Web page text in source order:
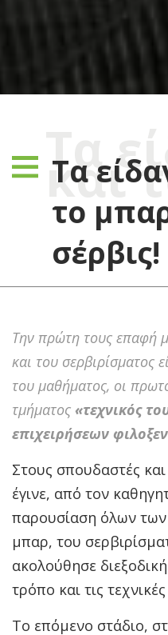
Τα
το
σέρβις!
Τα
και
Την πρώτη τους επαφή
και του σερβιρίσματος
του μαθήματος, οι
τμήματος «τεχνικός
επιχειρήσεων
Στους σπουδαστές
έγινε, από τον
παρουσίαση όλων των
μπαρ, του
ακολούθησε
τρόπο και τις
Το επόμενο στάδιο,